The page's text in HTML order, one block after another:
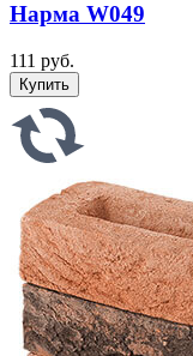
Нарма W049
111 руб.